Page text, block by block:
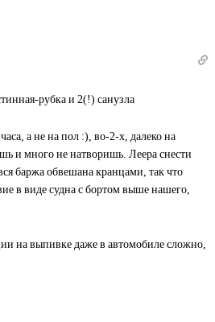
рубка и 2(!) санузла
а не на пол :), во-2-х, далеко на
и много не натворишь. Леера снести
баржа обвешана кранцами, так что
в виде судна с бортом выше нашего,
на выпивке даже в автомобиле сложно,